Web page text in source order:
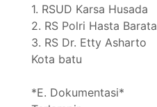
1. RSUD Karsa Husada
2. RS Polri Hasta Barata
3. RS Dr. Etty Asharto
Kota batu
*E. Dokumentasi*